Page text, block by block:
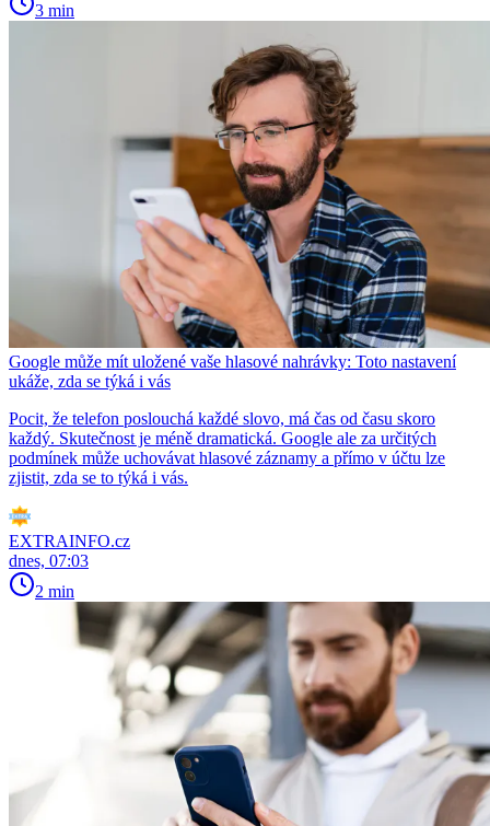
3 min
Google může mít uložené vaše hlasové nahrávky: Toto nastavení
ukáže, zda se týká i vás
Pocit, že telefon poslouchá každé slovo, má čas od času skoro
každý. Skutečnost je méně dramatická. Google ale za určitých
podmínek může uchovávat hlasové záznamy a přímo v účtu lze
zjistit, zda se to týká i vás.
EXTRAINFO.cz
dnes, 07:03
2 min